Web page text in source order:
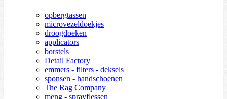
opbergtassen
microvezeldoekjes
droogdoeken
applicators
borstels
Detail Factory
emmers - filters - deksels
sponsen - handschoenen
The Rag Company
meng - sprayflessen